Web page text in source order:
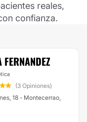
reales,
confianza.
(3 Opiniones)
18 - Montecerrao,